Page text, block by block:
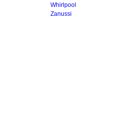
Whirlpool
Zanussi